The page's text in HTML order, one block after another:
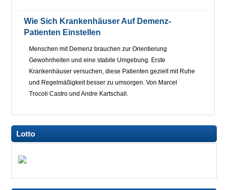
Wie Sich Krankenhäuser Auf Demenz-
Patienten Einstellen
Menschen mit Demenz brauchen zur Orientierung
Gewohnheiten und eine stabile Umgebung. Erste
Krankenhäuser versuchen, diese Patienten gezielt mit Ruhe
und Regelmäßigkeit besser zu umsorgen. Von Marcel
Trocoli Castro und Andre Kartschall.
Lotto